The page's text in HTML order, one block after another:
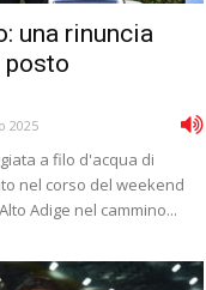
una rinuncia
posto
2025
a filo d'acqua di
nel corso del weekend
Adige nel cammino...